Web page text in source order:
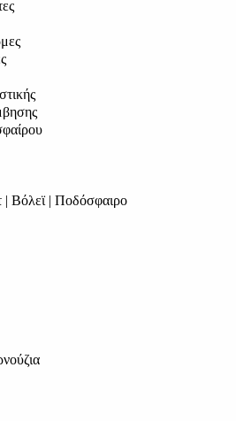
Βόλεϊ | Ποδόσφαιρο